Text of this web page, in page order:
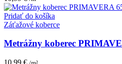
Pridať do košíka
Záťažové koberce
Metrážny koberec
10,99 €